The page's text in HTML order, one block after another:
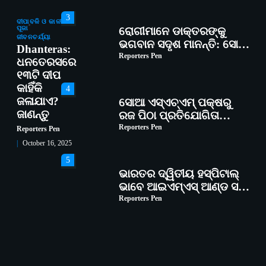
ଦୀପାବଳି ଓ କାଳୀ
ପୂଜା
ଜୀବନଚର୍ଯ୍ୟା
Dhanteras:
ଧନତେରସରେ
୧୩ଟି ଦୀପ
କାହିଁକି
ଜଳାଯାଏ?
ଜାଣନ୍ତୁ
Reporters Pen
October 16, 2025
3
ରୋଗୀମାନେ ଡାକ୍ତରଙ୍କୁ
ଭଗବାନ ସଦୃଶ ମାନନ୍ତି: ସୋଆ
ଉପସଭାପତି
Reporters Pen
4
ସୋଆ ଏସ୍‌ଏଚ୍‌ଏମ୍ ପକ୍ଷରୁ
ରଜ ପିଠା ପ୍ରତିଯୋଗିତା
ଆୟୋଜିତ
Reporters Pen
5
ଭାରତର ଦ୍ୱିତୀୟ ହସ୍ପିଟାଲ୍
ଭାବେ ଆଇଏମ୍‌ଏସ୍ ଆଣ୍ଡ ସମ
ହସ୍ପିଟାଲ୍‌ରେ ଅତ୍ୟାଧୁନିକ
Reporters Pen